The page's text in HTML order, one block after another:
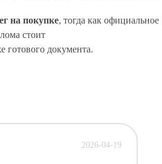
на покупке, тогда как официальное
стоит
готового документа.
2026-04-19